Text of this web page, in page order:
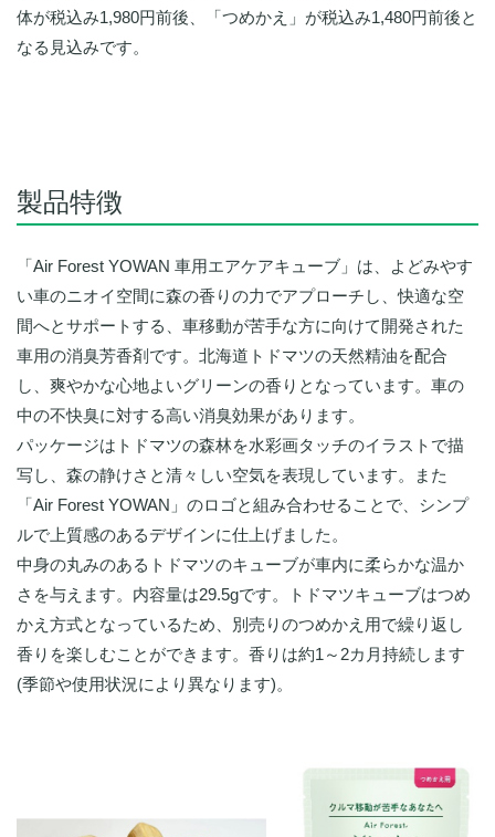
体が税込み1,980円前後、「つめかえ」が税込み1,480円前後と
なる見込みです。
製品特徴
「Air Forest YOWAN 車用エアケアキューブ」は、よどみやす
い車のニオイ空間に森の香りの力でアプローチし、快適な空
間へとサポートする、車移動が苦手な方に向けて開発された
車用の消臭芳香剤です。北海道トドマツの天然精油を配合
し、爽やかな心地よいグリーンの香りとなっています。車の
中の不快臭に対する高い消臭効果があります。
パッケージはトドマツの森林を水彩画タッチのイラストで描
写し、森の静けさと清々しい空気を表現しています。また
「Air Forest YOWAN」のロゴと組み合わせることで、シンプ
ルで上質感のあるデザインに仕上げました。
中身の丸みのあるトドマツのキューブが車内に柔らかな温か
さを与えます。内容量は29.5gです。トドマツキューブはつめ
かえ方式となっているため、別売りのつめかえ用で繰り返し
香りを楽しむことができます。香りは約1～2カ月持続します
(季節や使用状況により異なります)。